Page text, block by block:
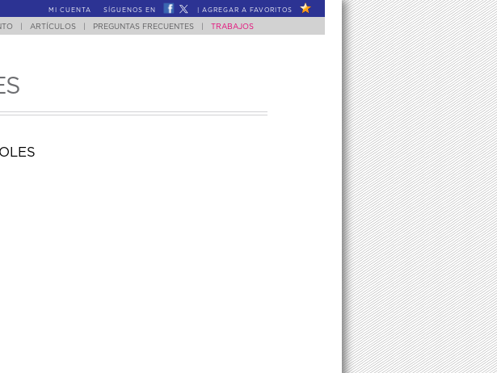
MI CUENTA SÍGUENOS EN AGREGAR A FAVORITOS
ARTÍCULOS PREGUNTAS FRECUENTES TRABAJOS